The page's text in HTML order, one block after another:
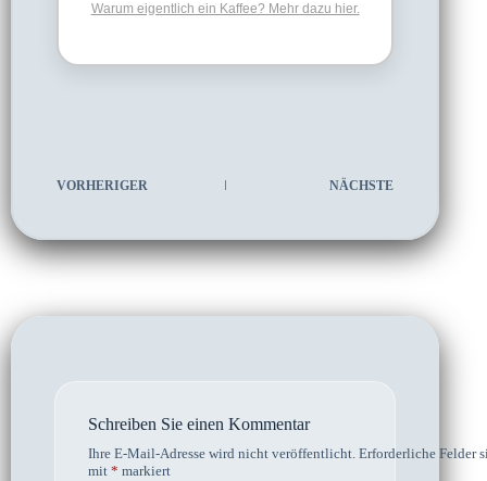
Warum eigentlich ein Kaffee? Mehr dazu hier.
VORHERIGER NÄCHSTE
Schreiben Sie einen Kommentar
Ihre E-Mail-Adresse wird nicht veröffentlicht. Erforderliche Felder
mit * markiert